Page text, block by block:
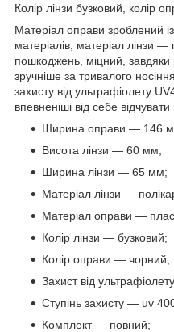
Колір лінзи бузковий, колір
Матеріал оправи зроблений
матеріалів, матеріал лінзи —
пошкоджень, міцний,
зручніше за тривалого
захисту від ультрафіолету
впевненіші від себе
Ширина оправи — 146
Висота лінзи — 60 мм;
Ширина лінзи — 65 мм;
Матеріал лінзи —
Матеріал оправи —
Колір лінзи — бузковий;
Колір оправи — чорний;
Захист від
Ступінь захисту — uv
Комплект — повний;